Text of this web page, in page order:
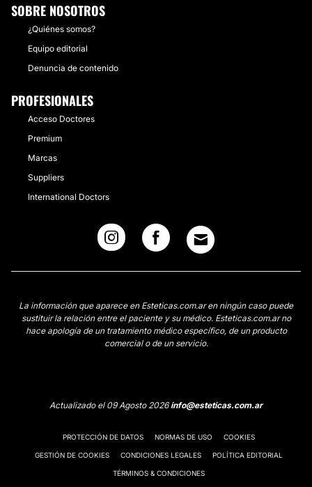
SOBRE NOSOTROS
¿Quiénes somos?
Equipo editorial
Denuncia de contenido
PROFESIONALES
Acceso Doctores
Premium
Marcas
Suppliers
International Doctors
La información que aparece en Esteticas.com.ar en ningún caso puede
sustituir la relación entre el paciente y su médico. Esteticas.com.ar no
hace apología de un tratamiento médico específico, de un producto
comercial o de un servicio.
Actualizado el 09 Agosto 2026info@esteticas.com.ar
PROTECCIÓN DE DATOS NORMAS DE USO COOKIES
GESTIÓN DE COOKIES CONDICIONES LEGALES POLÍTICA EDITORIAL
TÉRMINOS & CONDICIONES